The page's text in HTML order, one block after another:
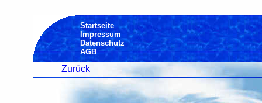
Startseite
Impressum
Datenschutz
AGB
Zurück